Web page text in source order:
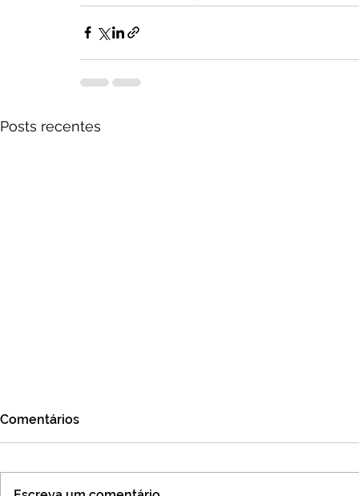
Posts recentes
Comentários